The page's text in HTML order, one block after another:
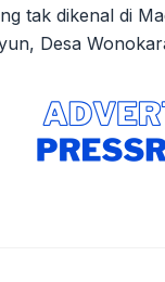
tak dikenal di
Desa